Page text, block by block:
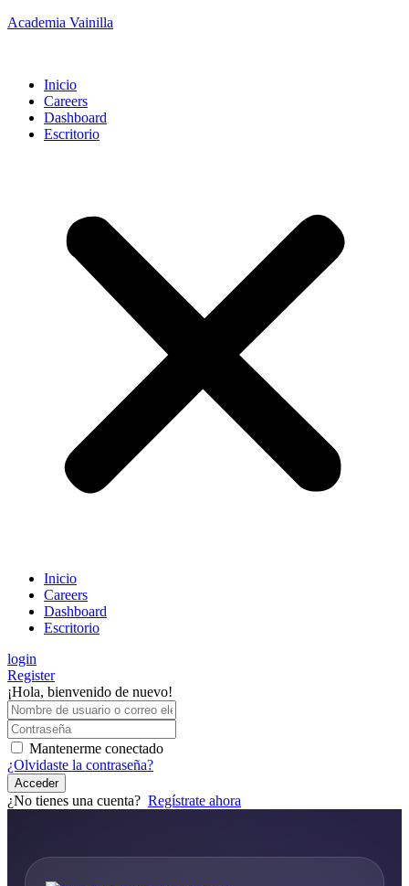
Academia Vainilla
Inicio
Careers
Dashboard
Escritorio
Inicio
Careers
Dashboard
Escritorio
login
Register
¡Hola, bienvenido de nuevo!
Mantenerme conectado
¿Olvidaste la contraseña?
Acceder
¿No tienes una cuenta? Regístrate ahora